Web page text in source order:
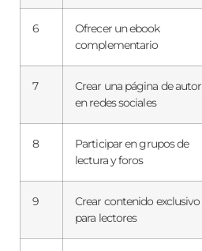
6
Ofrecer un ebook
complementario
7
Crear una página de autor
en redes sociales
8
Participar en grupos de
lectura y foros
9
Crear contenido exclusivo
para lectores